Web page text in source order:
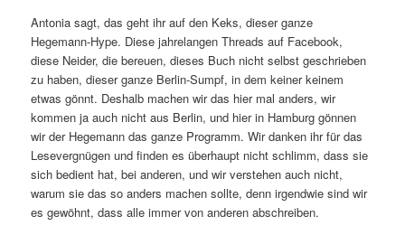
Antonia sagt, das geht ihr auf den Keks, dieser ganze
Hegemann-Hype. Diese jahrelangen Threads auf Facebook,
diese Neider, die bereuen, dieses Buch nicht selbst geschrieben
zu haben, dieser ganze Berlin-Sumpf, in dem keiner keinem
etwas gönnt. Deshalb machen wir das hier mal anders, wir
kommen ja auch nicht aus Berlin, und hier in Hamburg gönnen
wir der Hegemann das ganze Programm. Wir danken ihr für das
Lesevergnügen und finden es überhaupt nicht schlimm, dass sie
sich bedient hat, bei anderen, und wir verstehen auch nicht,
warum sie das so anders machen sollte, denn irgendwie sind wir
es gewöhnt, dass alle immer von anderen abschreiben.